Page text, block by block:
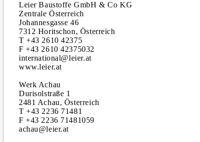
Leier Baustoffe GmbH & Co KG
Zentrale Österreich
Johannesgasse 46
7312 Horitschon, Österreich
T +43 2610 42375
F +43 2610 42375032
international@leier.at
www.leier.at
Werk Achau
Durisolstraße 1
2481 Achau, Österreich
T +43 2236 71481
F +43 2236 71481059
achau@leier.at